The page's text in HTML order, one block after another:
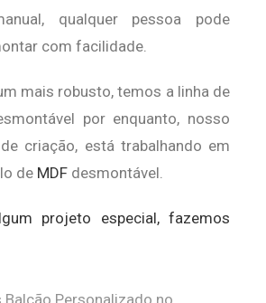
qualquer pessoa pode
com facilidade.
mais robusto, temos a linha de
por enquanto, nosso
criação, está trabalhando em
de MDF desmontável.
projeto especial, fazemos
Balcão Personalizado no